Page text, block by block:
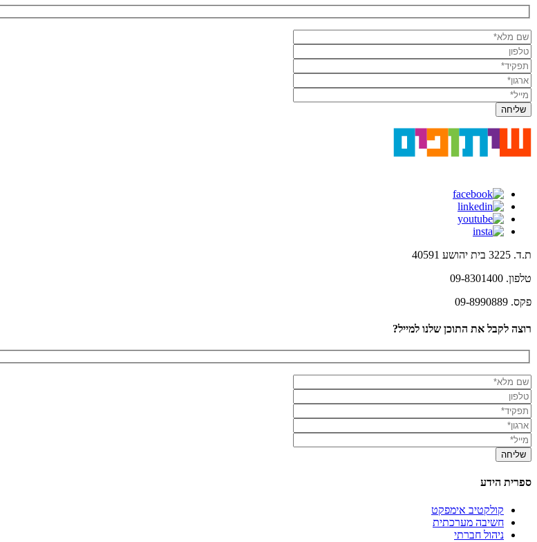
ת.ד. 3225 בית יהושע 40591
טלפון. 09-8301400
פקס. 09-8990889
רוצה לקבל את התוכן שלנו למייל?
ספרית הידע
קולקטיב אימפקט
חשיבה מערכתית
ניהול חברתי